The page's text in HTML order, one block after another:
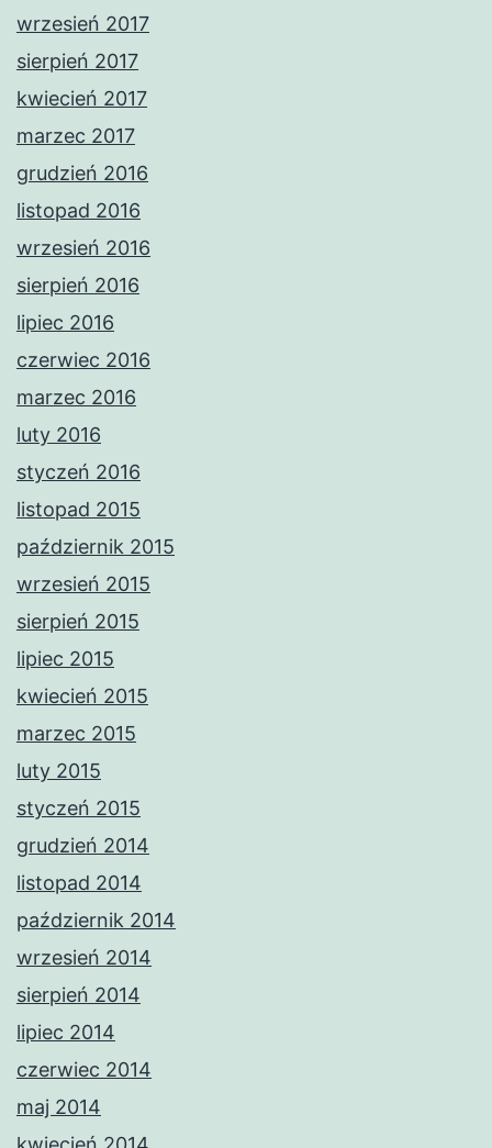
wrzesień 2017
sierpień 2017
kwiecień 2017
marzec 2017
grudzień 2016
listopad 2016
wrzesień 2016
sierpień 2016
lipiec 2016
czerwiec 2016
marzec 2016
luty 2016
styczeń 2016
listopad 2015
październik 2015
wrzesień 2015
sierpień 2015
lipiec 2015
kwiecień 2015
marzec 2015
luty 2015
styczeń 2015
grudzień 2014
listopad 2014
październik 2014
wrzesień 2014
sierpień 2014
lipiec 2014
czerwiec 2014
maj 2014